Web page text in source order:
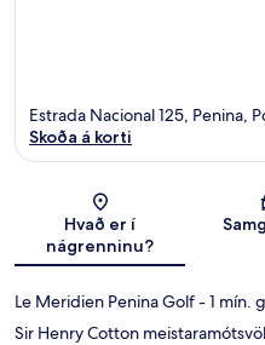
Estrada Nacional 125, Penina,
Skoða á korti
Hvað er í
nágrenninu?
Le Meridien Penina Golf- 1 mín.
Sir Henry Cotton